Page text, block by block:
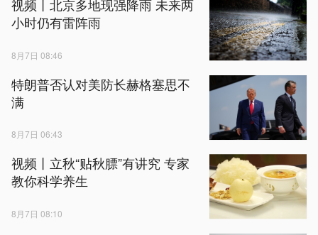
视频丨北京多地现强降雨 未来两
小时仍有雷阵雨
8月7日 08:46
特朗普否认对美防长赫格塞思不
满
8月7日 06:43
视频丨立秋“贴秋膘”有讲究 专家
教你科学养生
8月7日 08:10